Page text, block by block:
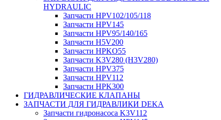
HYDRAULIC
Запчасти HPV102/105/118
Запчасти HPV145
Запчасти HPV95/140/165
Запчасти H5V200
Запчасти HPKO55
Запчасти K3V280 (H3V280)
Запчасти HPV375
Запчасти HPV112
Запчасти HPK300
ГИДРАВЛИЧЕСКИЕ КЛАПАНЫ
ЗАПЧАСТИ ДЛЯ ГИДРАВЛИКИ DEKA
Запчасти гидронасоса K3V112